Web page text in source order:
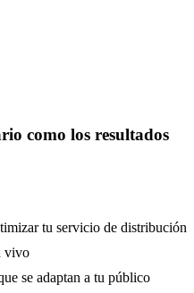
como los resultados
tu servicio de distribución
vivo
se adaptan a tu público